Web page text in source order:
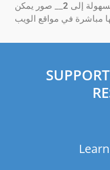
بسهولة إلى 2 __ صور يمكن